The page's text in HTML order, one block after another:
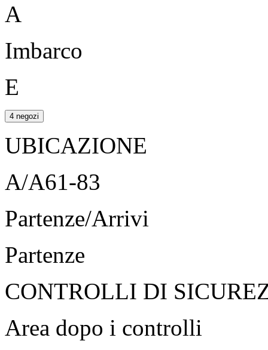
A
Imbarco
E
4 negozi
UBICAZIONE
A/A61-83
Partenze/Arrivi
Partenze
CONTROLLI DI
Area dopo i controlli